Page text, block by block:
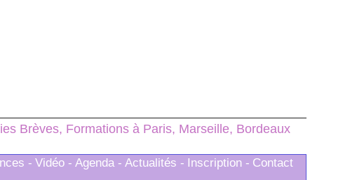
Brèves, Formations à Paris, Marseille, Bordeaux
- Vidéo - Agenda - Actualités - Inscription - Contact